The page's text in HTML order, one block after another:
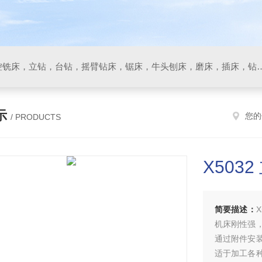
数控车床，加工中心，数控铣床，立
/ PRODUCTS 您
X5032
简要描述：
机床刚性强
通过附件安
适于加工各